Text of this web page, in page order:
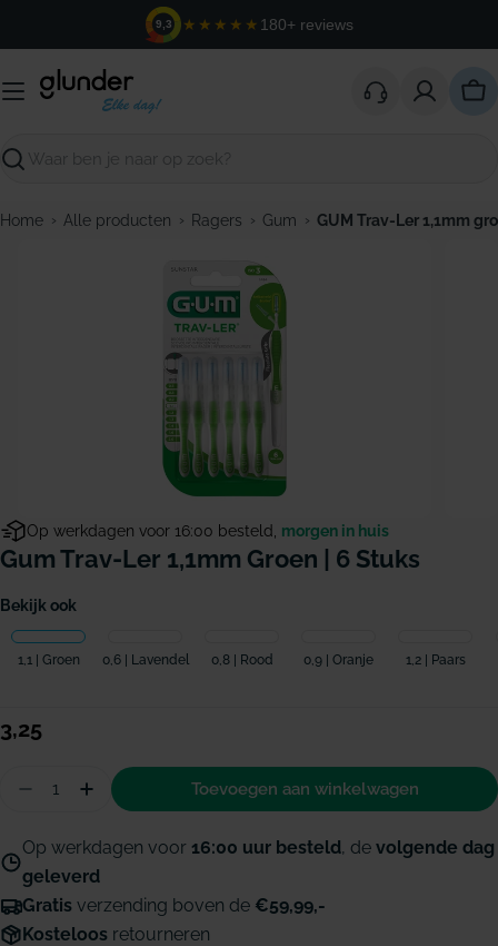
inhoud
9,3 ★★★★★ 180+ reviews
Zoeken
Home › Alle producten › Ragers › Gum › GUM Trav-Ler 1,1mm
Open media 0 in modaal venster
Op werkdagen voor 16:00 besteld, morgen in huis
Gum Trav-Ler 1,1mm Groen | 6 Stuks
Bekijk ook
1,1 | Groen 0,6 | Lavendel 0,8 | Rood 0,9 | Oranje 1,2 | Paars
Normale
3,25
Hoeveelheid
Aantal verminderen voor GUM Trav-Ler 1,1mm
Hoeveelheid verhogen voor GUM Trav-Ler
Toevoegen aan winkelwagen
Op werkdagen voor 16:00 uur besteld, de volgende dag
geleverd
Gratis verzending boven de €59,99,-
Kosteloos retourneren